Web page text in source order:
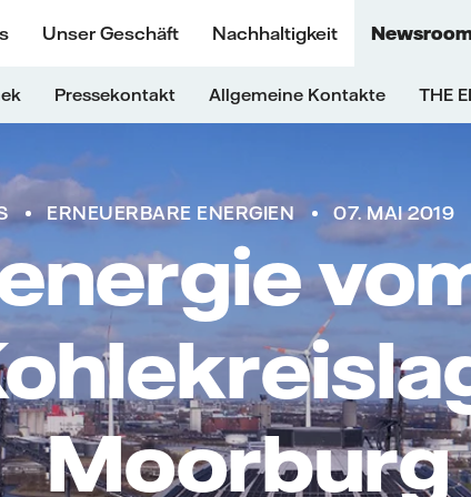
Unser Geschäft Nachhaltigkeit
Pressekontakt Allgemeine Kontakte THE
ERNEUERBARE ENERGIEN 07. MAI 2019
Moorburg